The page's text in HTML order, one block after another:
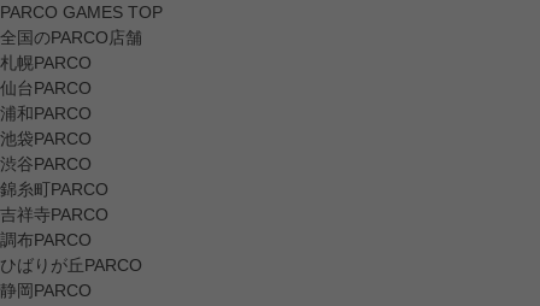
PARCO GAMES TOP
全国のPARCO店舗
札幌PARCO
仙台PARCO
浦和PARCO
池袋PARCO
渋谷PARCO
錦糸町PARCO
吉祥寺PARCO
調布PARCO
ひばりが丘PARCO
静岡PARCO